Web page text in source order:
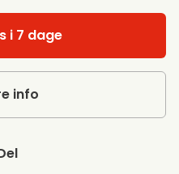
i 7 dage
info